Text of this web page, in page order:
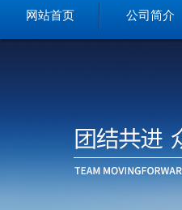
网站首页 公司简介